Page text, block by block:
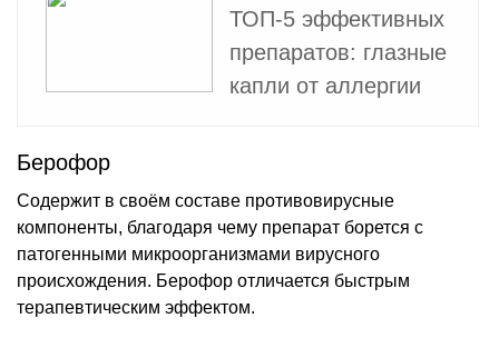
ТОП-5 эффективных
препаратов: глазные
капли от аллергии
Берофор
Содержит в своём составе противовирусные
компоненты, благодаря чему препарат борется с
патогенными микроорганизмами вирусного
происхождения. Берофор отличается быстрым
терапевтическим эффектом.